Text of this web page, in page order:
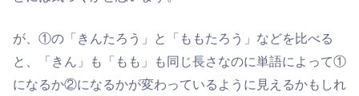
が、①の「きんたろう」と「ももたろう」などを比べる
と、「きん」も「もも」も同じ長さなのに単語によって①
になるか②になるかが変わっているように見えるかもしれ